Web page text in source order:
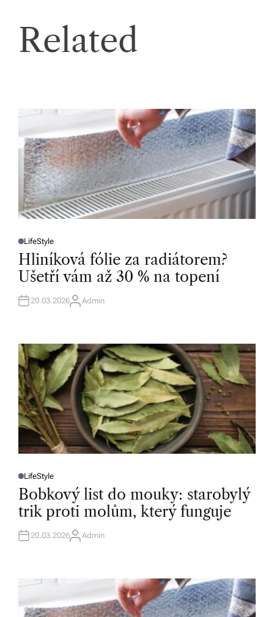
Related
P
O
T
D
N
LifeStyle
Hliníková fólie za radiátorem?
Ušetří vám až 30 % na topení
20.03.2026A
R
Admin
P
O
T
E
D
N
LifeStyle
Bobkový list do mouky: starobylý
trik proti molům, který funguje
20.03.2026A
Admin